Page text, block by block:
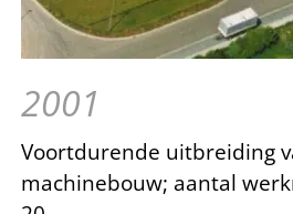
2001
Voortdurende uitbreiding
machinebouw; aantal